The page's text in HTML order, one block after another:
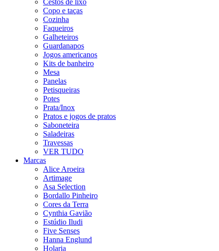
Cestos de lixo
Copo e taças
Cozinha
Faqueiros
Galheteiros
Guardanapos
Jogos americanos
Kits de banheiro
Mesa
Panelas
Petisqueiras
Potes
Prata/Inox
Pratos e jogos de pratos
Saboneteira
Saladeiras
Travessas
VER TUDO
Marcas
Alice Aroeira
Artimage
Asa Selection
Bordallo Pinheiro
Cores da Terra
Cynthia Gavião
Estúdio Iludi
Five Senses
Hanna Englund
Holaria